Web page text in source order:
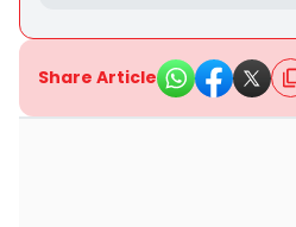
Share Article